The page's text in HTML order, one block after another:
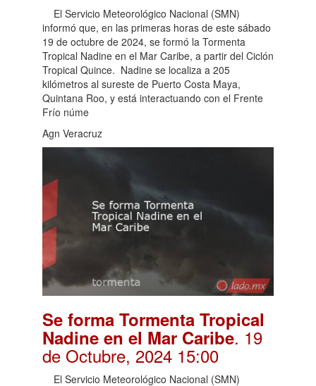
El Servicio Meteorológico Nacional (SMN)
informó que, en las primeras horas de este sábado
19 de octubre de 2024, se formó la Tormenta
Tropical Nadine en el Mar Caribe, a partir del Ciclón
Tropical Quince. Nadine se localiza a 205
kilómetros al sureste de Puerto Costa Maya,
Quintana Roo, y está interactuando con el Frente
Frío núme
Agn Veracruz
Se forma Tormenta Tropical
Nadine en el Mar Caribe. 19
de Octubre, 2024 15:00
El Servicio Meteorológico Nacional (SMN)